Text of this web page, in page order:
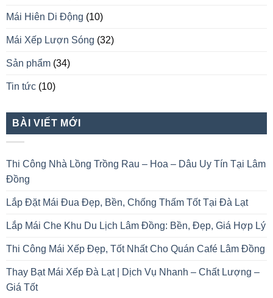
Mái Hiên Di Động (10)
Mái Xếp Lượn Sóng (32)
Sản phẩm (34)
Tin tức (10)
BÀI VIẾT MỚI
Thi Công Nhà Lồng Trồng Rau – Hoa – Dâu Uy Tín Tại Lâm
Đồng
Lắp Đặt Mái Đua Đẹp, Bền, Chống Thấm Tốt Tại Đà Lạt
Lắp Mái Che Khu Du Lịch Lâm Đồng: Bền, Đẹp, Giá Hợp Lý
Thi Công Mái Xếp Đẹp, Tốt Nhất Cho Quán Café Lâm Đồng
Thay Bạt Mái Xếp Đà Lạt | Dịch Vụ Nhanh – Chất Lượng –
Giá Tốt